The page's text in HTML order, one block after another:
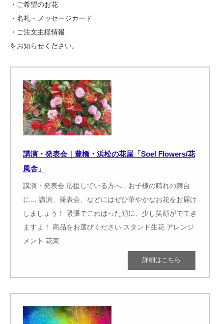
・ご希望のお花
・名札・メッセージカード
・ご注文主様情報
をお知らせください。
講演・発表会｜豊橋・浜松の花屋「Soel Flowers/花
風舎」
講演・発表会 応援している方へ…お子様の晴れの舞台
に… 講演、発表会、などにはぜひ華やかなお花をお届け
しましょう！ 緊張でこわばった顔に、少し笑顔がでてき
ますよ！ 商品をお選びください スタンド生花 アレンジ
メント 花束…